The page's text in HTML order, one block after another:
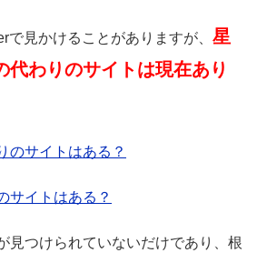
で見かけることがありますが、 星
代わりのサイトは現在あり
のサイトはある？
サイトはある？
見つけられていないだけであり、根